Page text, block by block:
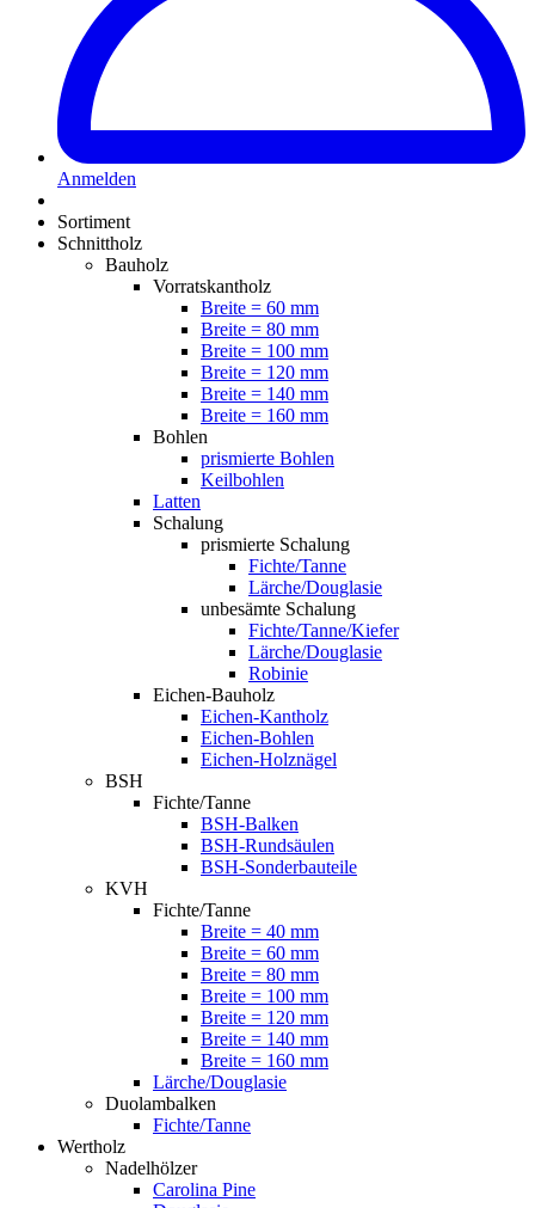
Anmelden
Sortiment
Schnittholz
Bauholz
Vorratskantholz
Breite = 60 mm
Breite = 80 mm
Breite = 100 mm
Breite = 120 mm
Breite = 140 mm
Breite = 160 mm
Bohlen
prismierte Bohlen
Keilbohlen
Latten
Schalung
prismierte Schalung
Fichte/Tanne
Lärche/Douglasie
unbesämte Schalung
Fichte/Tanne/Kiefer
Lärche/Douglasie
Robinie
Eichen-Bauholz
Eichen-Kantholz
Eichen-Bohlen
Eichen-Holznägel
BSH
Fichte/Tanne
BSH-Balken
BSH-Rundsäulen
BSH-Sonderbauteile
KVH
Fichte/Tanne
Breite = 40 mm
Breite = 60 mm
Breite = 80 mm
Breite = 100 mm
Breite = 120 mm
Breite = 140 mm
Breite = 160 mm
Lärche/Douglasie
Duolambalken
Fichte/Tanne
Wertholz
Nadelhölzer
Carolina Pine